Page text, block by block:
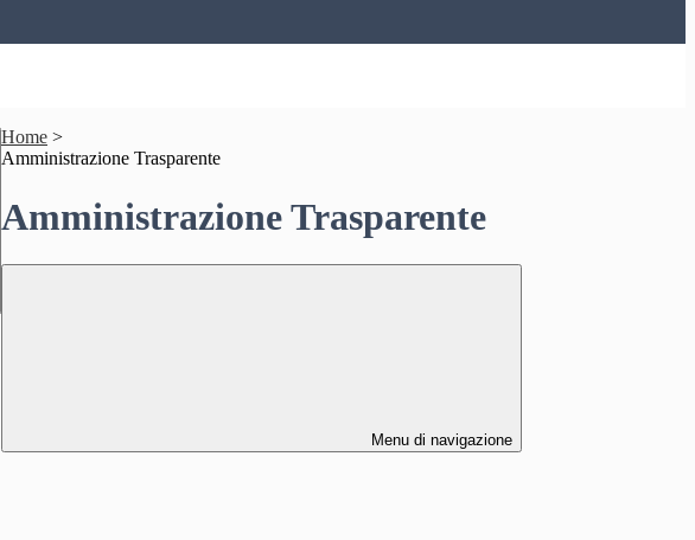
Home >
Amministrazione Trasparente
Amministrazione Trasparente
Menu di navigazione